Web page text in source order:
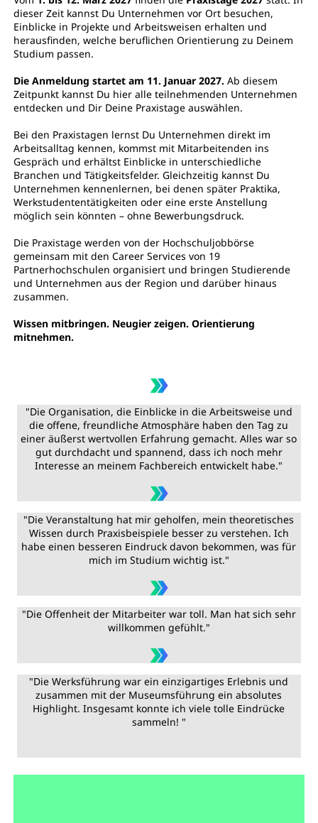
dieser Zeit kannst Du Unternehmen vor Ort besuchen,
Einblicke in Projekte und Arbeitsweisen erhalten und
herausfinden, welche beruflichen Orientierung zu Deinem
Studium passen.
Die Anmeldung startet am 11. Januar 2027. Ab diesem
Zeitpunkt kannst Du hier alle teilnehmenden Unternehmen
entdecken und Dir Deine Praxistage auswählen.
Bei den Praxistagen lernst Du Unternehmen direkt im
Arbeitsalltag kennen, kommst mit Mitarbeitenden ins
Gespräch und erhältst Einblicke in unterschiedliche
Branchen und Tätigkeitsfelder. Gleichzeitig kannst Du
Unternehmen kennenlernen, bei denen später Praktika,
Werkstudententätigkeiten oder eine erste Anstellung
möglich sein könnten – ohne Bewerbungsdruck.
Die Praxistage werden von der Hochschuljobbörse
gemeinsam mit den Career Services von 19
Partnerhochschulen organisiert und bringen Studierende
und Unternehmen aus der Region und darüber hinaus
zusammen.
Wissen mitbringen. Neugier zeigen. Orientierung
mitnehmen.
"Die Organisation, die Einblicke in die Arbeitsweise und
die offene, freundliche Atmosphäre haben den Tag zu
einer äußerst wertvollen Erfahrung gemacht. Alles war so
gut durchdacht und spannend, dass ich noch mehr
Interesse an meinem Fachbereich entwickelt habe."
"Die Veranstaltung hat mir geholfen, mein theoretisches
Wissen durch Praxisbeispiele besser zu verstehen. Ich
habe einen besseren Eindruck davon bekommen, was für
mich im Studium wichtig ist."
"Die Offenheit der Mitarbeiter war toll. Man hat sich sehr
willkommen gefühlt."
"Die Werksführung war ein einzigartiges Erlebnis und
zusammen mit der Museumsführung ein absolutes
Highlight. Insgesamt konnte ich viele tolle Eindrücke
sammeln! "